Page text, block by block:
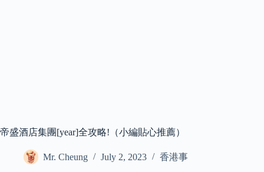
帝盛酒店集團[year]全攻略!（小編貼心推薦）
Mr. Cheung July 2, 2023 香港事